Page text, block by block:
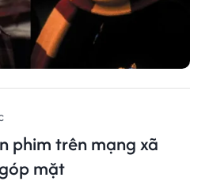
phim trên mạng xã
mặt